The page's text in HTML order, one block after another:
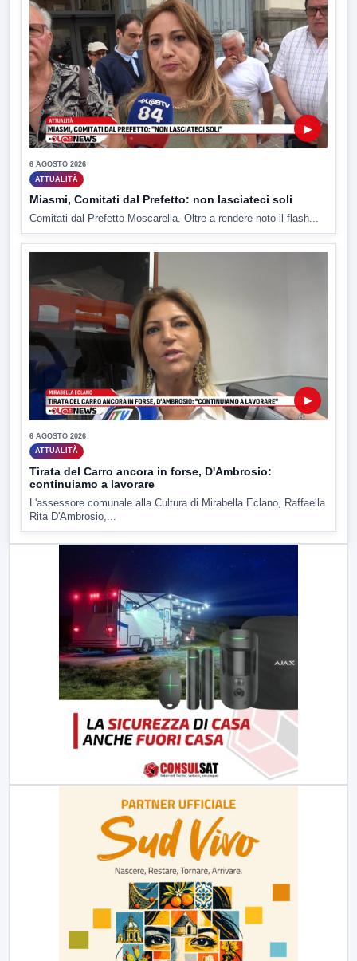
▶
6 AGOSTO 2026
ATTUALITÀ
Miasmi, Comitati dal Prefetto: non lasciateci soli
Comitati dal Prefetto Moscarella. Oltre a rendere noto il flash...
▶
6 AGOSTO 2026
ATTUALITÀ
Tirata del Carro ancora in forse, D'Ambrosio:
continuiamo a lavorare
L'assessore comunale alla Cultura di Mirabella Eclano, Raffaella
Rita D'Ambrosio,...